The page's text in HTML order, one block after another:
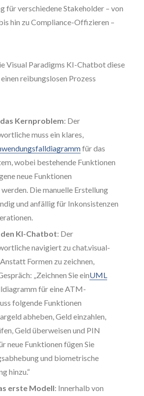
für verschiedene Stakeholder – von
hin zu Compliance-Offizieren –
Visual Paradigms KI-Chatbot diese
reibungslosen Prozess
Kernproblem: Der
muss ein klares,
für das
wobei bestehende Funktionen
neue Funktionen
Die manuelle Erstellung
und anfällig für Inkonsistenzen
KI-Chatbot: Der
navigiert zu chat.visual-
Formen zu zeichnen,
„Zeichnen Sie einUML
für eine ATM-
folgende Funktionen
abheben, Geld einzahlen,
Geld überweisen und PIN
neue Funktionen fügen Sie
und biometrische
hinzu.“
erste Modell: Innerhalb von